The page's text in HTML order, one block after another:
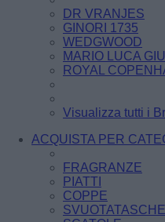
DR VRANJES
GINORI 1735
WEDGWOOD
MARIO LUCA
ROYAL
Visualizza tutti i
ACQUISTA PER
FRAGRANZE
PIATTI
COPPE
SVUOTATASCHE